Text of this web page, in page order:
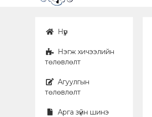
Нүүр
Нэгж хичээлийн
төлөвлөлт
Агуулгын
төлөвлөлт
Арга зүйн шинэ